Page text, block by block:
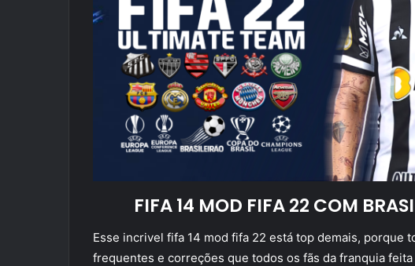
FIFA 14 MOD FIFA 22 COM
Esse incrivel fifa 14 mod fifa 22 está top demais, porque
frequentes e correções que todos os fãs da franquia